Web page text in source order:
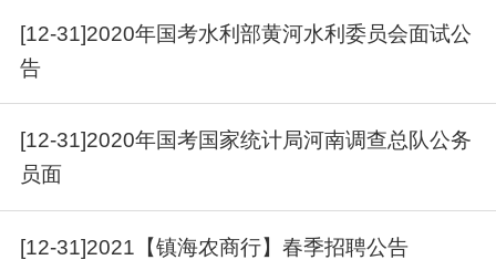
[12-31]2020年国考水利部黄河水利委员会面试公
告
[12-31]2020年国考国家统计局河南调查总队公务
员面
[12-31]2021【镇海农商行】春季招聘公告